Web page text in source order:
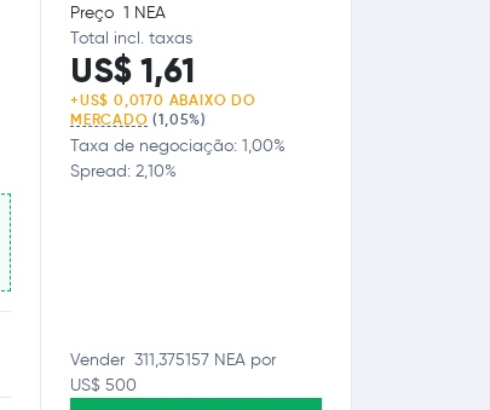
Preço 1 NEA
Total incl. taxas
US$ 1,61
+US$ 0,0170 ABAIXO DO
MERCADO (1,05%)
Taxa de negociação: 1,00%
Spread: 2,10%
Vender 311,375157 NEA por
US$ 500